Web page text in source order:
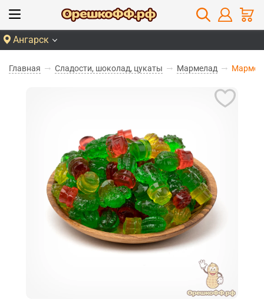
Ангарск
Главная Сладости, шоколад, цукаты Мармелад